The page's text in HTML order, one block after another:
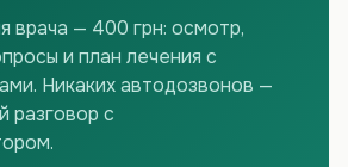
врача — 400 грн: осмотр,
и план лечения с
Никаких автодозвонов —
разговор с